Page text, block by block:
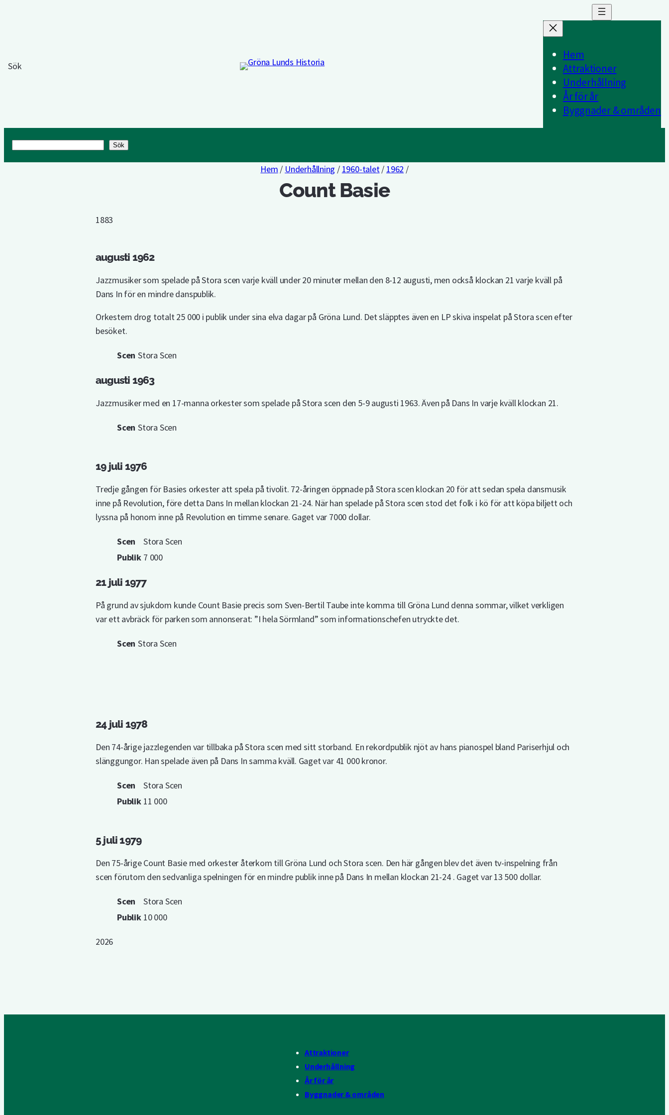
Sök
Hem
Attraktioner
Underhållning
År för år
Byggnader & områden
Sök
Hem / Underhållning / 1960-talet/ 1962 /
Count Basie
1883
augusti 1962
Jazzmusiker som spelade på Stora scen varje kväll under 20 minuter mellan den 8-12 augusti, men också klockan 21 varje kväll på
Dans In för en mindre danspublik.
Orkestern drog totalt 25 000 i publik under sina elva dagar på Gröna Lund. Det släpptes även en LP skiva inspelat på Stora scen efter
besöket.
Scen Stora Scen
augusti 1963
Jazzmusiker med en 17-manna orkester som spelade på Stora scen den 5-9 augusti 1963. Även på Dans In varje kväll klockan 21.
Scen Stora Scen
19 juli 1976
Tredje gången för Basies orkester att spela på tivolit. 72-åringen öppnade på Stora scen klockan 20 för att sedan spela dansmusik
inne på Revolution, före detta Dans In mellan klockan 21-24. När han spelade på Stora scen stod det folk i kö för att köpa biljett och
lyssna på honom inne på Revolution en timme senare. Gaget var 7000 dollar.
Scen
Stora Scen
Publik 7 000
21 juli 1977
På grund av sjukdom kunde Count Basie precis som Sven-Bertil Taube inte komma till Gröna Lund denna sommar, vilket verkligen
var ett avbräck för parken som annonserat: ”I hela Sörmland” som informationschefen utryckte det.
Scen Stora Scen
24 juli 1978
Den 74-årige jazzlegenden var tillbaka på Stora scen med sitt storband. En rekordpublik njöt av hans pianospel bland Pariserhjul och
slänggungor. Han spelade även på Dans In samma kväll. Gaget var 41 000 kronor.
Scen
Stora Scen
Publik 11 000
5 juli 1979
Den 75-årige Count Basie med orkester återkom till Gröna Lund och Stora scen. Den här gången blev det även tv-inspelning från
scen förutom den sedvanliga spelningen för en mindre publik inne på Dans In mellan klockan 21-24 . Gaget var 13 500 dollar.
Scen
Stora Scen
Publik 10 000
2026
Attraktioner
Underhållning
År för år
Byggnader & områden